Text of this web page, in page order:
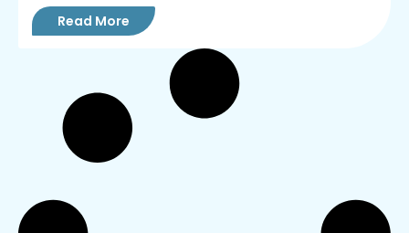
Read More